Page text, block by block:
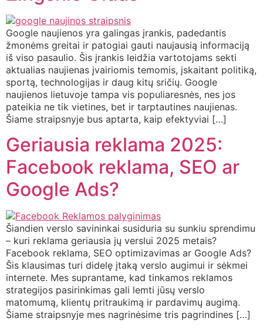
Google naujienos yra galingas įrankis, padedantis
žmonėms greitai ir patogiai gauti naujausią informaciją
iš viso pasaulio. Šis įrankis leidžia vartotojams sekti
aktualias naujienas įvairiomis temomis, įskaitant politiką,
sportą, technologijas ir daug kitų sričių. Google
naujienos lietuvoje tampa vis populiaresnės, nes jos
pateikia ne tik vietines, bet ir tarptautines naujienas.
Šiame straipsnyje bus aptarta, kaip efektyviai […]
Geriausia reklama 2025:
Facebook reklama, SEO ar
Google Ads?
Šiandien verslo savininkai susiduria su sunkiu sprendimu
– kuri reklama geriausia jų verslui 2025 metais?
Facebook reklama, SEO optimizavimas ar Google Ads?
Šis klausimas turi didelę įtaką verslo augimui ir sėkmei
internete. Mes suprantame, kad tinkamos reklamos
strategijos pasirinkimas gali lemti jūsų verslo
matomumą, klientų pritraukimą ir pardavimų augimą.
Šiame straipsnyje mes nagrinėsime tris pagrindines […]